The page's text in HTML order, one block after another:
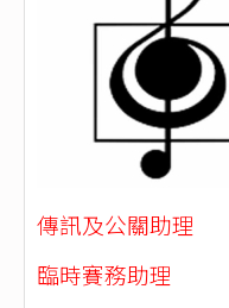
傳訊及公關助理
臨時賽務助理